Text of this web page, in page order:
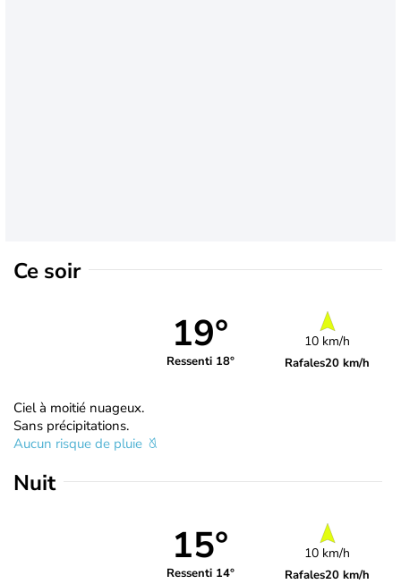
Ce soir
19°
Ressenti 18°
10 km/h
Rafales20 km/h
Ciel à moitié nuageux.
Sans précipitations.
Aucun risque de pluie
Nuit
15°
Ressenti 14°
10 km/h
Rafales20 km/h